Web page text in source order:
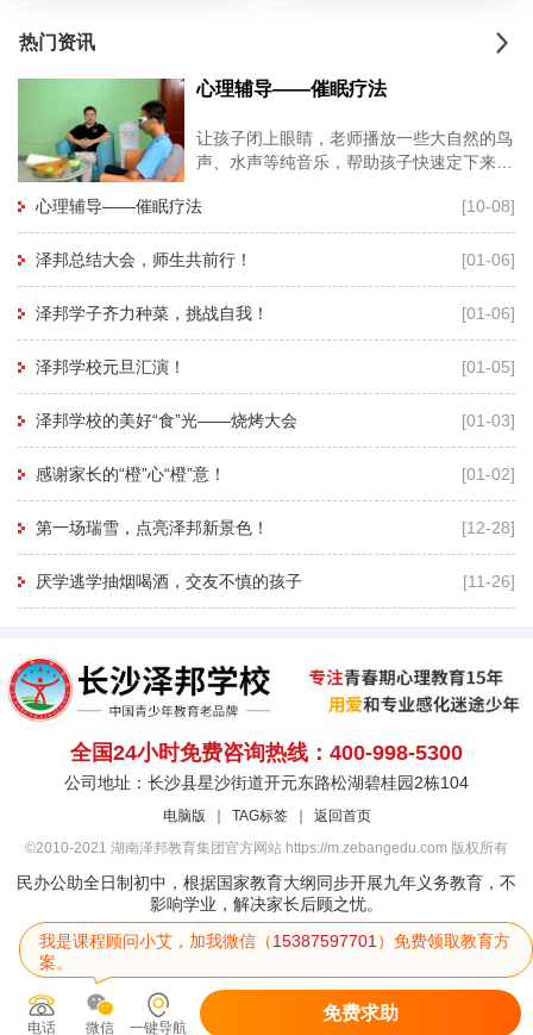
热门资讯
心理辅导——催眠疗法
让孩子闭上眼睛，老师播放一些大自然的鸟
声、水声等纯音乐，帮助孩子快速定下来，
利于心理老师深度进入孩子的
心理辅导——催眠疗法 [10-08]
泽邦总结大会，师生共前行！ [01-06]
泽邦学子齐力种菜，挑战自我！ [01-06]
泽邦学校元旦汇演！ [01-05]
泽邦学校的美好“食”光——烧烤大会 [01-03]
感谢家长的“橙”心“橙”意！ [01-02]
第一场瑞雪，点亮泽邦新景色！ [12-28]
厌学逃学抽烟喝酒，交友不慎的孩子 [11-26]
全国24小时免费咨询热线：400-998-5300
公司地址：长沙县星沙街道开元东路松湖碧桂园2栋104
电脑版 TAG标签
返回首页
©2010-2021 湖南泽邦教育集团官方网站 https://m.zebangedu.com 版权所有
民办公助全日制初中，根据国家教育大纲同步开展九年义务教育，不
影响学业，解决家长后顾之忧。
电话 微信 一键导航
我是课程顾问小艾，加我微信（15387597701 ）免费领取教育方
案。
免费求助